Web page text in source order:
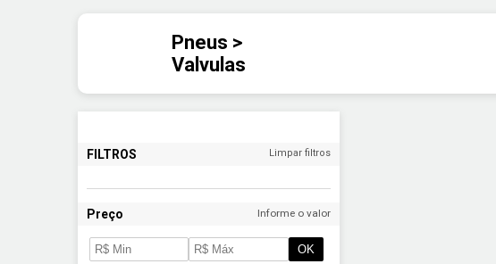
Pneus >
Valvulas
FILTROS Limpar filtros
Preço Informe o valor
OK